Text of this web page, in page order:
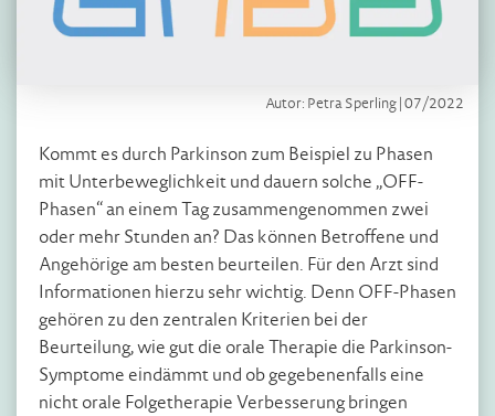
Autor: Petra Sperling | 07/2022
Kommt es durch Parkinson zum Beispiel zu Phasen
mit Unterbeweglichkeit und dauern solche „OFF-
Phasen“ an einem Tag zusammengenommen zwei
oder mehr Stunden an? Das können Betroffene und
Angehörige am besten beurteilen. Für den Arzt sind
Informationen hierzu sehr wichtig. Denn OFF-Phasen
gehören zu den zentralen Kriterien bei der
Beurteilung, wie gut die orale Therapie die Parkinson-
Symptome eindämmt und ob gegebenenfalls eine
nicht orale Folgetherapie Verbesserung bringen